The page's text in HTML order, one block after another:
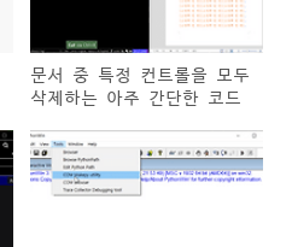
문서 중 특정 컨트롤을 모두
삭제하는 아주 간단한 코드